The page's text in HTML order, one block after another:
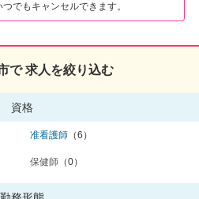
でもキャンセルできます。
で 求人を絞り込む
資格
准看護師 （6）
保健師 （0）